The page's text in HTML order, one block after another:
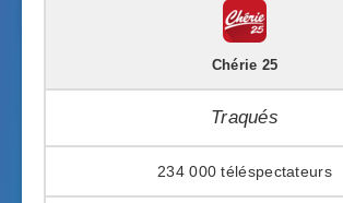
Chérie 25
Traqués
234 000